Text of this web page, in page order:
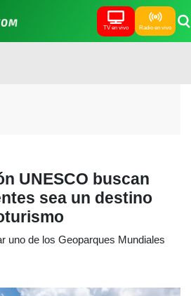
TV en vivo Radio en vivo
UNESCO buscan
sea un destino
uno de los Geoparques Mundiales